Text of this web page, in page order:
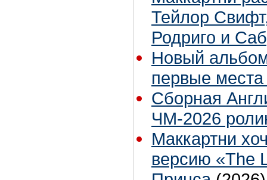
Тейлор
Родриго и
Новый
первые
Сборная
ЧМ-2026
Маккартни
версию «The